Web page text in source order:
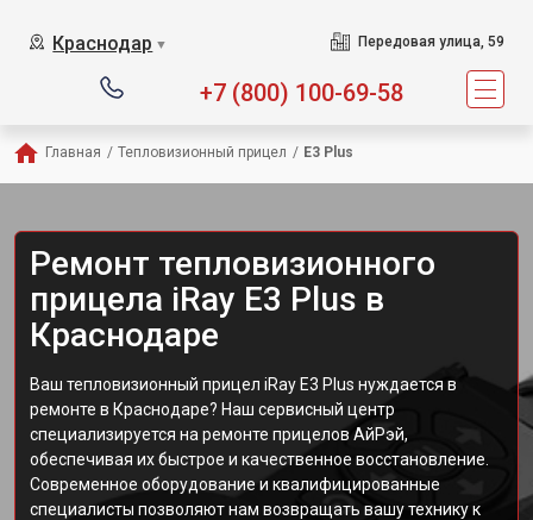
Краснодар ▼ Передовая улица, 59
+7 (800) 100-69-58
Главная / Тепловизионный прицел / E3 Plus
Ремонт тепловизионного
прицела iRay E3 Plus в
Краснодаре
Ваш тепловизионный прицел iRay E3 Plus нуждается в
ремонте в Краснодаре? Наш сервисный центр
специализируется на ремонте прицелов АйРэй,
обеспечивая их быстрое и качественное восстановление.
Современное оборудование и квалифицированные
специалисты позволяют нам возвращать вашу технику к